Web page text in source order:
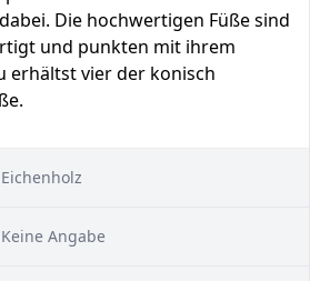
Die hochwertigen Füße sind
und punkten mit ihrem
erhältst vier der konisch
Eichenholz
Keine Angabe